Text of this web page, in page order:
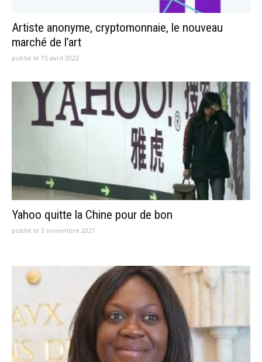
Artiste anonyme, cryptomonnaie, le nouveau
marché de l’art
publié le 15 avril 2022
Yahoo quitte la Chine pour de bon
publié le 3 novembre 2021